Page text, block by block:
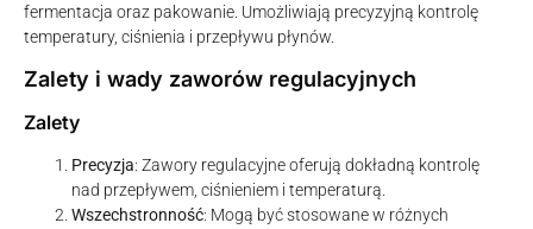
fermentacja oraz pakowanie. Umożliwiają precyzyjną kontrolę
temperatury, ciśnienia i przepływu płynów.
Zalety i wady zaworów regulacyjnych
Zalety
Precyzja: Zawory regulacyjne oferują dokładną kontrolę
nad przepływem, ciśnieniem i temperaturą.
Wszechstronność: Mogą być stosowane w różnych